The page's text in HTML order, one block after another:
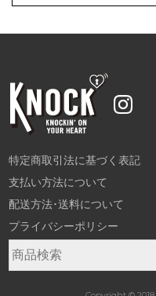
特定商取引法に基づく表記
支払い方法について
配送方法･送料について
プライバシーポリシー